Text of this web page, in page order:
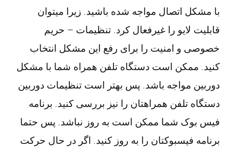
با مشکل اتصال مواجه شده باشید. زیرا میتوان
قابلیت لایو را غیرفعال کرد. تنظیمات – حریم
خصوصی و امنیت را برای رفع این مشکل انتخاب
کنید. ممکن است دستگاه تلفن همراه شما با مشکل
دوربین مواجه باشد. پس بهتر است تنظیمات دوربین
دستگاه تلفن همراهتان را نیز بررسی کنید. برنامه
فیس بوک شما ممکن است به روز نباشد. پس حتما
برنامه فیسبوکتان را به روز کنید. اگر در حال حرکت